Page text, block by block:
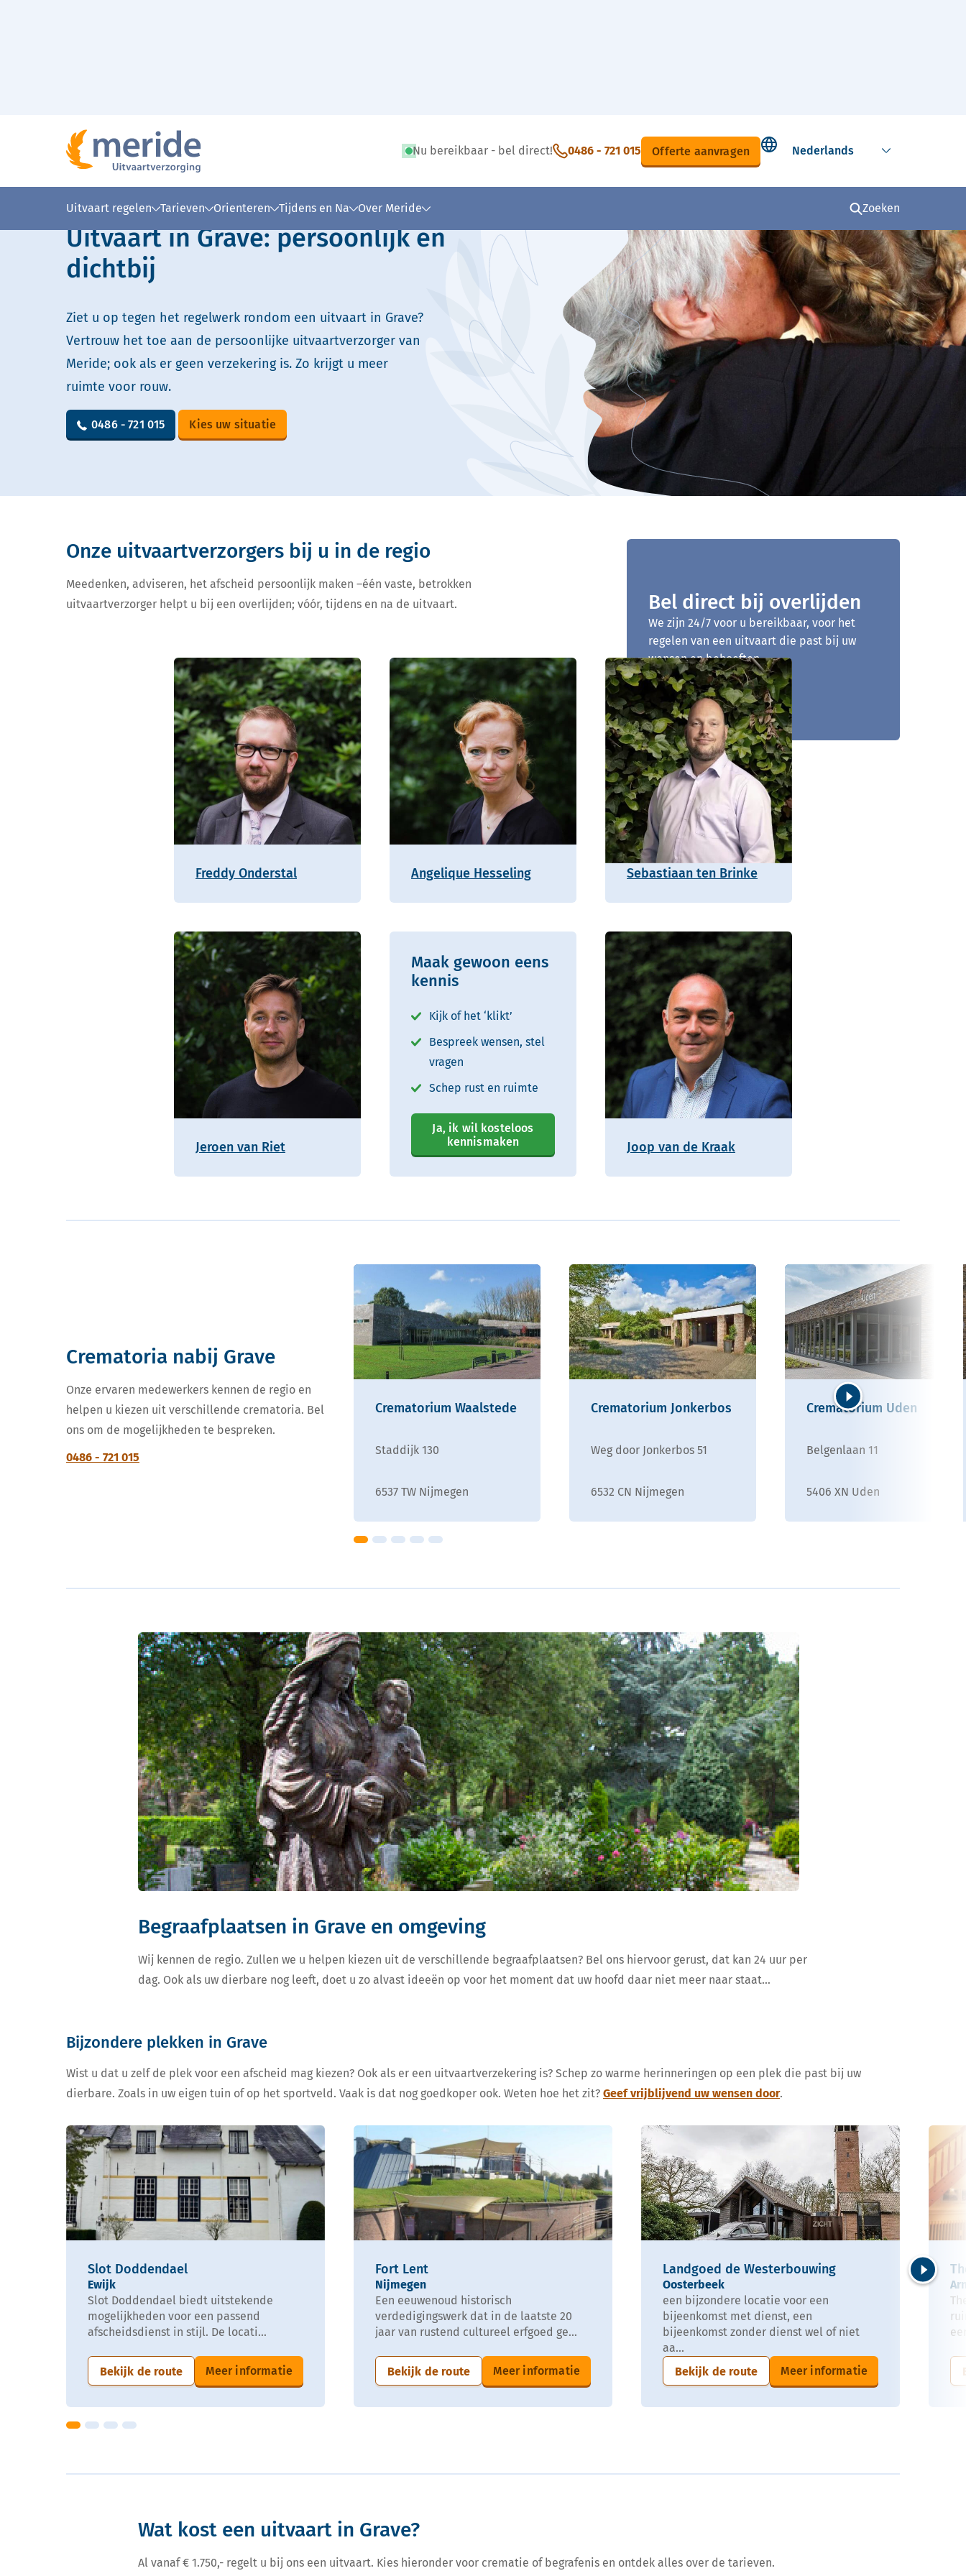
Nu bereikbaar - bel direct! 0486 - 721 015 Offerte aanvragen
Select language
Uitvaart regelen Tarieven Orienteren Tijdens en Na Over Meride Zoeken
Lees voor Uitleg woorden Simpele tekst
Uitvaart in Grave: persoonlijk en
dichtbij
Ziet u op tegen het regelwerk rondom een uitvaart in Grave?
Vertrouw het toe aan de persoonlijke uitvaartverzorger van
Meride; ook als er geen verzekering is. Zo krijgt u meer
ruimte voor rouw.
0486 - 721 015 Kies uw situatie
Bel direct bij overlijden
We zijn 24/7 voor u bereikbaar, voor het
regelen van een uitvaart die past bij uw
wensen en behoeften.
0486 - 721 015
Onze uitvaartverzorgers bij u in de regio
Meedenken, adviseren, het afscheid persoonlijk maken –één vaste, betrokken
uitvaartverzorger helpt u bij een overlijden; vóór, tijdens en na de uitvaart.
Freddy Onderstal Angelique Hesseling Sebastiaan ten Brinke
Jeroen van Riet
Maak gewoon eens
kennis
Kijk of het ‘klikt’
Bespreek wensen, stel
vragen
Schep rust en ruimte
Ja, ik wil kosteloos
kennismaken
Joop van de Kraak
Crematoria nabij Grave
Onze ervaren medewerkers kennen de regio en
helpen u kiezen uit verschillende crematoria. Bel
ons om de mogelijkheden te bespreken.
0486 - 721 015
Crematorium Waalstede
Staddijk 130
6537 TW Nijmegen
Crematorium Jonkerbos
Weg door Jonkerbos 51
6532 CN Nijmegen
Crematorium Uden
Belgenlaan 11
5406 XN Uden
Begraafplaatsen in Grave en omgeving
Wij kennen de regio. Zullen we u helpen kiezen uit de verschillende begraafplaatsen? Bel ons hiervoor gerust, dat kan 24 uur per
dag. Ook als uw dierbare nog leeft, doet u zo alvast ideeën op voor het moment dat uw hoofd daar niet meer naar staat…
Bijzondere plekken in Grave
Wist u dat u zelf de plek voor een afscheid mag kiezen? Ook als er een uitvaartverzekering is? Schep zo warme herinneringen op een plek die past bij uw
dierbare. Zoals in uw eigen tuin of op het sportveld. Vaak is dat nog goedkoper ook. Weten hoe het zit? Geef vrijblijvend uw wensen door.
Slot Doddendael
Ewijk
Slot Doddendael biedt uitstekende
mogelijkheden voor een passend
afscheidsdienst in stijl. De locati...
Bekijk de route Meer informatie
Fort Lent
Nijmegen
Een eeuwenoud historisch
verdedigingswerk dat in de laatste 20
jaar van rustend cultureel erfgoed ge...
Bekijk de route Meer informatie
Landgoed de Westerbouwing
Oosterbeek
een bijzondere locatie voor een
bijeenkomst met dienst, een
bijeenkomst zonder dienst wel of niet
aa...
Bekijk de route
Meer informatie
Volgende
Wat kost een uitvaart in Grave?
Al vanaf € 1.750,- regelt u bij ons een uitvaart. Kies hieronder voor crematie of begrafenis en ontdek alles over de tarieven.